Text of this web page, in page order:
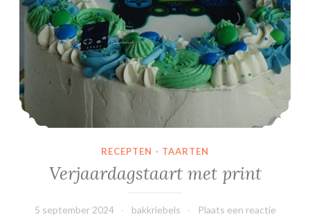
v
a
a
i
RECEPTEN · TAARTEN
Verjaardagstaart met print
5 september 2024 bakkriebels Plaats een reactie